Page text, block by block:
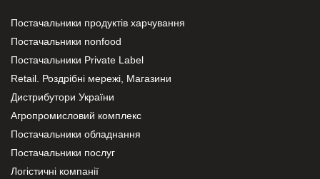
Постачальники продуктів харчування
Постачальники nonfood
Постачальники Private Label
Retail. Роздрібні мережі, Магазини
Дистрибутори України
Агропромисловий комплекс
Постачальники обладнання
Постачальники послуг
Логістичні компанії